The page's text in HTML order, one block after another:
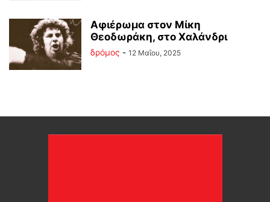
Αφιέρωμα στον Μίκη
Θεοδωράκη, στο Χαλάνδρι
δρόμος - 12 Μαΐου, 2025